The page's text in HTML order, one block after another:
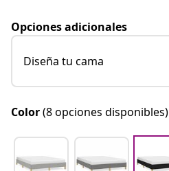
Opciones adicionales
Diseña tu cama
Color(8 opciones disponibles)